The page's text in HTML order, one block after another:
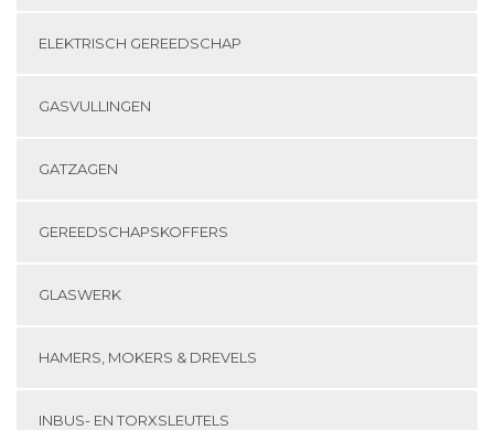
ELEKTRISCH GEREEDSCHAP
GASVULLINGEN
GATZAGEN
GEREEDSCHAPSKOFFERS
GLASWERK
HAMERS, MOKERS & DREVELS
INBUS- EN TORXSLEUTELS